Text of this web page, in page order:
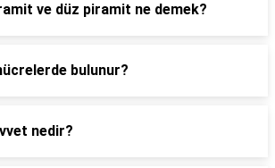
ve düz piramit ne demek?
bulunur?
nedir?